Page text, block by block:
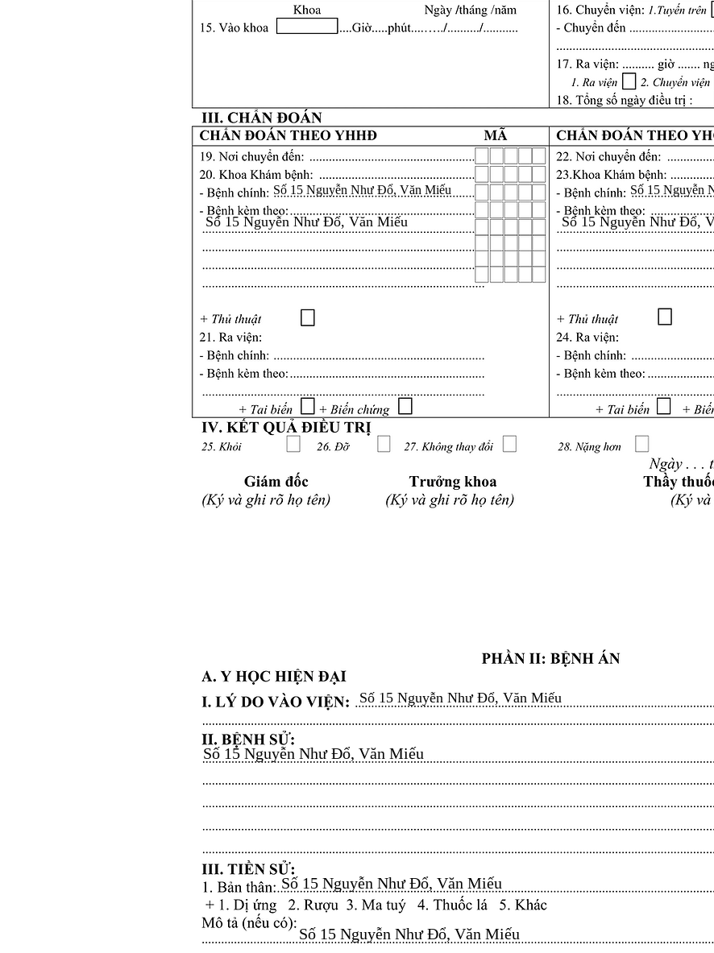
Số 15 Nguyễn Như Đổ, Văn Miếu
Số 15 Nguyễn Như Đổ, Văn Miếu
Số 15 Nguyễn
Số 15 Nguyễn Như Đổ,
Số 15 Nguyễn Như Đổ, Văn Miếu
Số 15 Nguyễn Như Đổ, Văn Miếu​​​​
Số 15 Nguyễn Như Đổ, Văn Miếu​​​​
Số 15 Nguyễn Như Đổ, Văn Miếu​​​​